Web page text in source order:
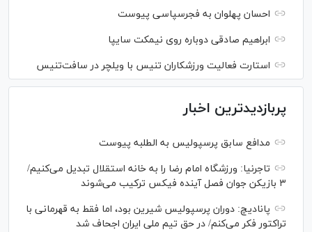
احسان پهلوان به فجرسپاسی پیوست
ابراهیم صادقی دوباره روی نیمکت سایپا
استارت فعالیت ورزشکاران تنیس با ویلچر در سافت‌تنیس
پربازدیدترین اخبار
مدافع سابق پرسپولیس به الطلبه پیوست
تاجرنیا: ورزشگاه امام رضا را به خانه استقلال تبدیل می‌کنیم/
۳ بازیکن جوان فصل آینده فیکس ترکیب می‌شوند
پانادیچ: دوران پرسپولیس شیرین بود، اما فقط به قهرمانی با
تراکتور فکر می‌کنم/ در حق تیم ملی ایران اجحاف شد